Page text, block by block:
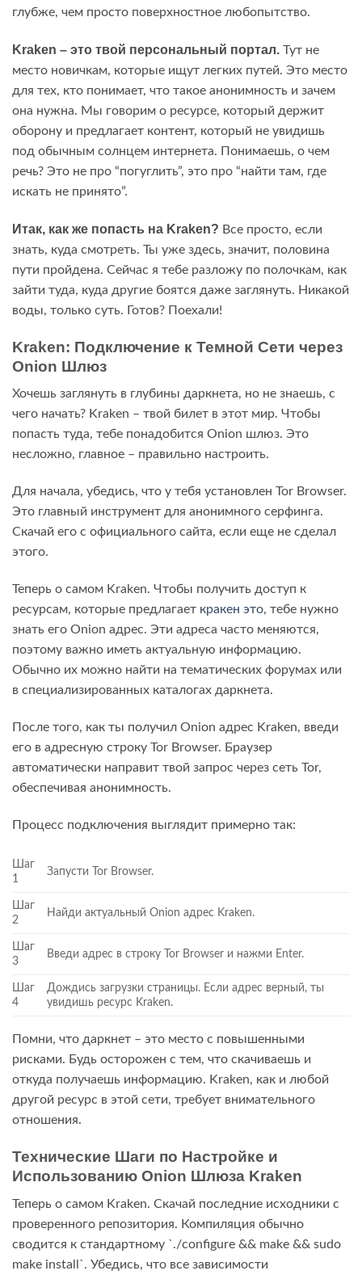
глубже, чем просто поверхностное любопытство.
Kraken – это твой персональный портал. Тут не
место новичкам, которые ищут легких путей. Это место
для тех, кто понимает, что такое анонимность и зачем
она нужна. Мы говорим о ресурсе, который держит
оборону и предлагает контент, который не увидишь
под обычным солнцем интернета. Понимаешь, о чем
речь? Это не про “погуглить”, это про “найти там, где
искать не принято”.
Итак, как же попасть на Kraken? Все просто, если
знать, куда смотреть. Ты уже здесь, значит, половина
пути пройдена. Сейчас я тебе разложу по полочкам, как
зайти туда, куда другие боятся даже заглянуть. Никакой
воды, только суть. Готов? Поехали!
Kraken: Подключение к Темной Сети через
Onion Шлюз
Хочешь заглянуть в глубины даркнета, но не знаешь, с
чего начать? Kraken – твой билет в этот мир. Чтобы
попасть туда, тебе понадобится Onion шлюз. Это
несложно, главное – правильно настроить.
Для начала, убедись, что у тебя установлен Tor Browser.
Это главный инструмент для анонимного серфинга.
Скачай его с официального сайта, если еще не сделал
этого.
Теперь о самом Kraken. Чтобы получить доступ к
ресурсам, которые предлагает кракен это, тебе нужно
знать его Onion адрес. Эти адреса часто меняются,
поэтому важно иметь актуальную информацию.
Обычно их можно найти на тематических форумах или
в специализированных каталогах даркнета.
После того, как ты получил Onion адрес Kraken, введи
его в адресную строку Tor Browser. Браузер
автоматически направит твой запрос через сеть Tor,
обеспечивая анонимность.
Процесс подключения выглядит примерно так:
Шаг
1
Запусти Tor Browser.
Шаг
2
Найди актуальный Onion адрес Kraken.
Шаг
3
Введи адрес в строку Tor Browser и нажми Enter.
Шаг
4
Дождись загрузки страницы. Если адрес верный, ты
увидишь ресурс Kraken.
Помни, что даркнет – это место с повышенными
рисками. Будь осторожен с тем, что скачиваешь и
откуда получаешь информацию. Kraken, как и любой
другой ресурс в этой сети, требует внимательного
отношения.
Технические Шаги по Настройке и
Использованию Onion Шлюза Kraken
Теперь о самом Kraken. Скачай последние исходники с
проверенного репозитория. Компиляция обычно
сводится к стандартному `./configure && make && sudo
make install`. Убедись, что все зависимости